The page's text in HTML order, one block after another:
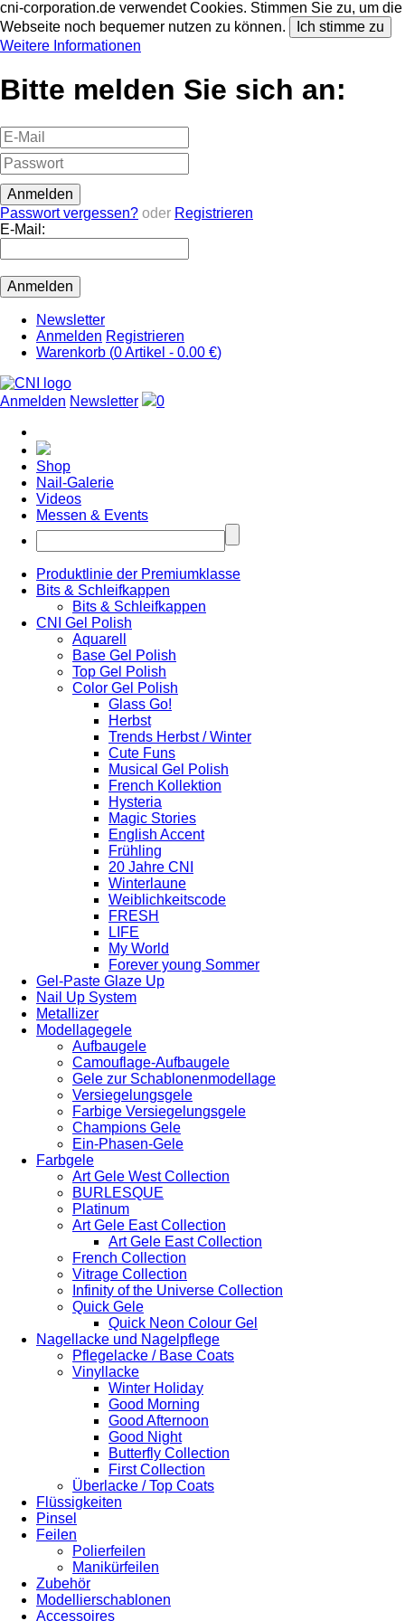
cni-corporation.de verwendet Cookies. Stimmen Sie zu, um die
Webseite noch bequemer nutzen zu können.
Ich stimme zu
Weitere Informationen
Bitte melden Sie sich an:
Passwort vergessen? oder Registrieren
E-Mail:
Newsletter
Anmelden Registrieren
Warenkorb (0Artikel - 0.00 €)
Anmelden Newsletter 0
Shop
Nail-Galerie
Videos
Messen & Events
Produktlinie der Premiumklasse
Bits & Schleifkappen
Bits & Schleifkappen
CNI Gel Polish
Aquarell
Base Gel Polish
Top Gel Polish
Color Gel Polish
Glass Go!
Herbst
Trends Herbst / Winter
Cute Funs
Musical Gel Polish
French Kollektion
Hysteria
Magic Stories
English Accent
Frühling
20 Jahre CNI
Winterlaune
Weiblichkeitscode
FRESH
LIFE
My World
Forever young Sommer
Gel-Paste Glaze Up
Nail Up System
Metallizer
Modellagegele
Aufbaugele
Camouflage-Aufbaugele
Gele zur Schablonenmodellage
Versiegelungsgele
Farbige Versiegelungsgele
Champions Gele
Ein-Phasen-Gele
Farbgele
Art Gele West Collection
BURLESQUE
Platinum
Art Gele East Collection
Art Gele East Collection
French Collection
Vitrage Collection
Infinity of the Universe Collection
Quick Gele
Quick Neon Colour Gel
Nagellacke und Nagelpflege
Pflegelacke / Base Coats
Vinyllacke
Winter Holiday
Good Morning
Good Afternoon
Good Night
Butterfly Collection
First Collection
Überlacke / Top Coats
Flüssigkeiten
Pinsel
Feilen
Polierfeilen
Manikürfeilen
Zubehör
Modellierschablonen
Accessoires